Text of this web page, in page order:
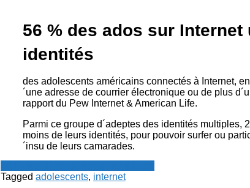
56 % des ados sur
identités
des adolescents américains connectés à Internet,
´une adresse de courrier électronique ou de plus
rapport du Pew Internet & American Life.
Parmi ce groupe d´adeptes des identités multiples,
moins de leurs identités, pour pouvoir surfer ou
´insu de leurs camarades.
Tagged adolescents, internet